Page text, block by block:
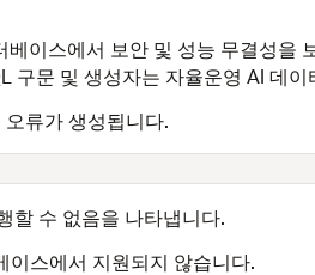
이스에서 보안 및 성능 무결성을
구문 및 생성자는 자율운영 AI 데
류가 생성됩니다.
할 수 없음을 나타냅니다.
이스에서 지원되지 않습니다.